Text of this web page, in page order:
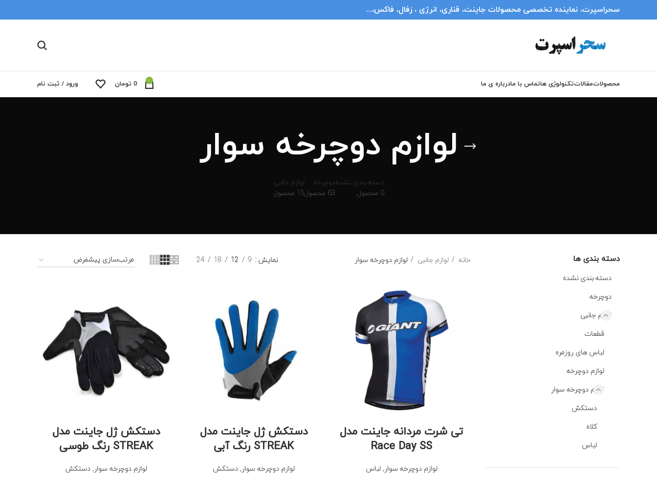
سحراسپرت، نماینده تخصصی محصولات جاینت، قناری، انرژی ، زفال، فاکس،...
محصولاتمقالاتتکنولوژی هاتماس با مادرباره ی ما 0
0 تومان ورود / ثبت نام
لوازم دوچرخه سوار
دسته بندی نشده
0 محصول
دوچرخه
63 محصول
لوازم جانبی
15 محصول
دسته بندی ها
دسته بندی نشده
دوچرخه
لوازم جانبی
قطعات
لباس های روزمره
لوازم دوچرخه
لوازم دوچرخه سوار
دستکش
کلاه
لباس
خانه لوازم جانبی لوازم دوچرخه سوار نمایش 9
12
18
24
تی شرت مردانه جاینت مدل
Race Day SS
لوازم دوچرخه سوار,لباس
دستکش ژل جاینت مدل
STREAK رنگ آبی
لوازم دوچرخه سوار , دستکش
دستکش ژل جاینت مدل
STREAK رنگ طوسی
لوازم دوچرخه سوار , دستکش